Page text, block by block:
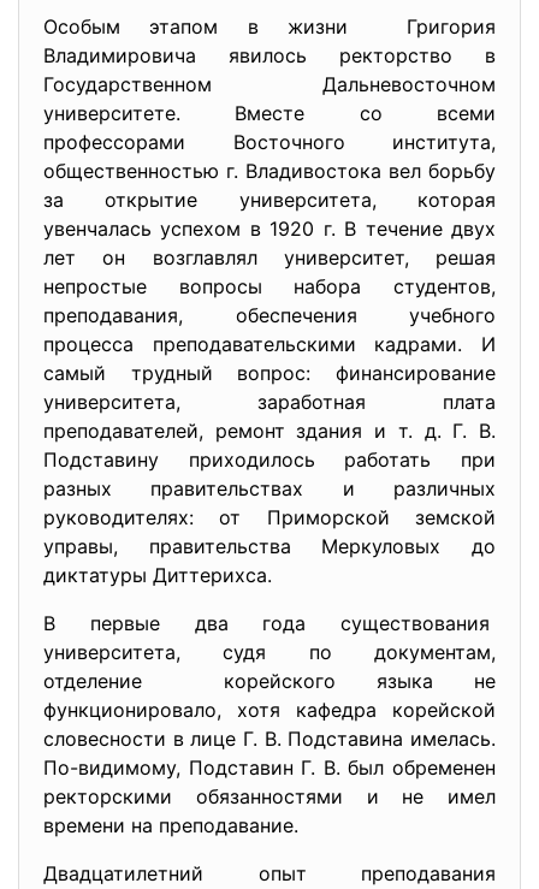
Особым этапом в жизни Григория
Владимировича явилось ректорство в
Государственном Дальневосточном
университете. Вместе со всеми
профессорами Восточного института,
общественностью г. Владивостока вел борьбу
за открытие университета, которая
увенчалась успехом в 1920 г. В течение двух
лет он возглавлял университет, решая
непростые вопросы набора студентов,
преподавания, обеспечения учебного
процесса преподавательскими кадрами. И
самый трудный вопрос: финансирование
университета, заработная плата
преподавателей, ремонт здания и т. д. Г. В.
Подставину приходилось работать при
разных правительствах и различных
руководителях: от Приморской земской
управы, правительства Меркуловых до
диктатуры Диттерихса.
В первые два года существования
университета, судя по документам,
отделение корейского языка не
функционировало, хотя кафедра корейской
словесности в лице Г. В. Подставина имелась.
По-видимому, Подставин Г. В. был обременен
ректорскими обязанностями и не имел
времени на преподавание.
Двадцатилетний опыт преподавания